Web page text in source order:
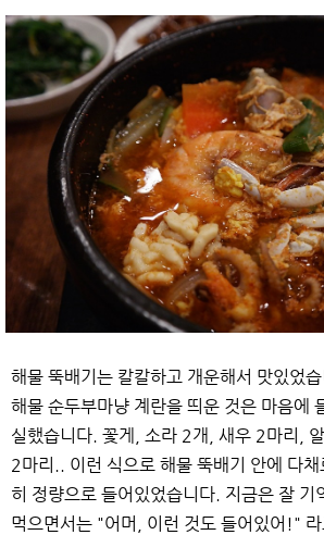
해물 뚝배기는 칼칼하고 개운해서 맛있었
해물 순두부마냥 계란을 띄운 것은 마음에
실했습니다. 꽃게, 소라 2개, 새우 2마리,
2마리.. 이런 식으로 해물 뚝배기 안에 다
히 정량으로 들어있었습니다. 지금은 잘 기
먹으면서는 "어머, 이런 것도 들어있어!"